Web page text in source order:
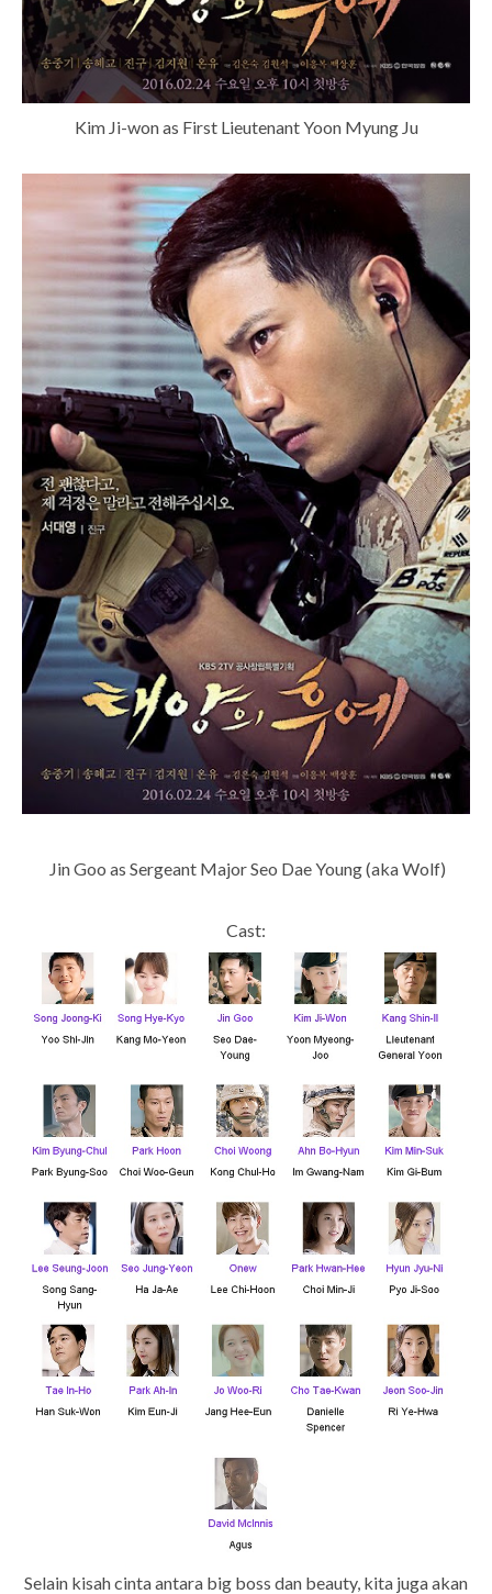
Kim Ji-won as First Lieutenant Yoon Myung Ju
Jin Goo as Sergeant Major Seo Dae Young (aka Wolf)
Cast:
Selain kisah cinta antara big boss dan beauty, kita juga akan